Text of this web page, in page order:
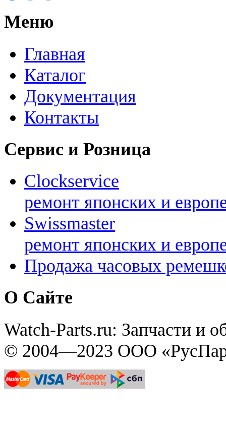
Меню
Главная
Каталог
Документация
Контакты
Сервис и Розница
Clockservice
ремонт японских и
Swissmaster
ремонт японских и
Продажа часовых
О Сайте
Watch-Parts.ru: Запчасти и
© 2004—2023 ООО